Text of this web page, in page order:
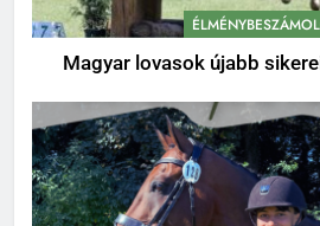
Magyar lovasok újabb